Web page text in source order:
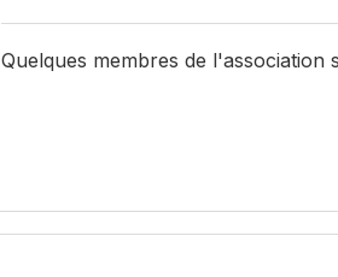
Quelques membres de